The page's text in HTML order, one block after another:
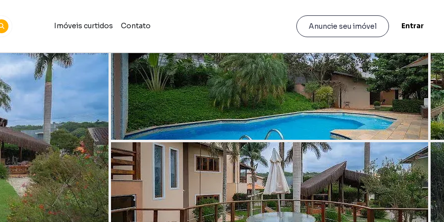
Imóveis curtidos Contato Anuncie seu imóvel Entrar